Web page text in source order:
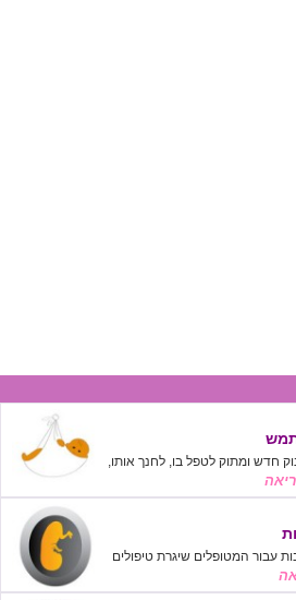
חדש ומתוק לטפל בו, לחנך אותו,
עבור המטופלים שיגרת טיפולים